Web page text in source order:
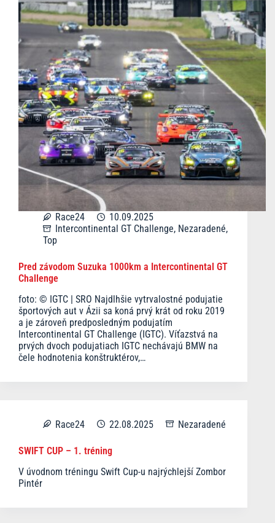
Race24
10.09.2025
Intercontinental GT Challenge, Nezaradené,
Top
Pred závodom Suzuka 1000km a Intercontinental GT
Challenge
foto: © IGTC | SRO Najdlhšie vytrvalostné podujatie
športových aut v Ázii sa koná prvý krát od roku 2019
a je zároveň predposledným podujatím
Intercontinental GT Challenge (IGTC). Víťazstvá na
prvých dvoch podujatiach IGTC nechávajú BMW na
čele hodnotenia konštruktérov,…
Race24 22.08.2025 Nezaradené
SWIFT CUP – 1. tréning
V úvodnom tréningu Swift Cup-u najrýchlejší Zombor
Pintér